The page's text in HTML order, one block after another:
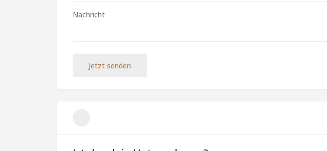
Jetzt senden